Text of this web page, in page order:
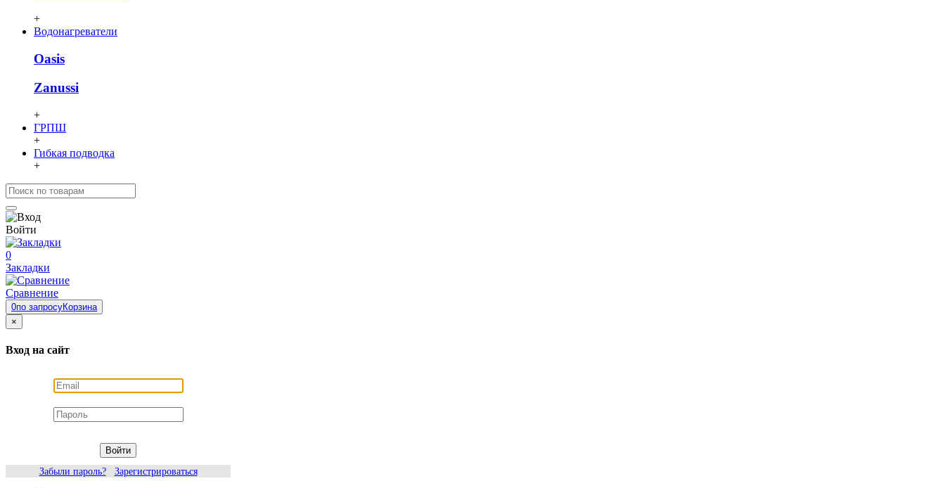
+
Водонагреватели
Oasis
Zanussi
+
ГРПШ
+
Гибкая подводка
+
Войти
0
Закладки
Сравнение
0по запросуКорзина
×
Вход на сайт
Войти
Забыли пароль?
Зарегистрироваться